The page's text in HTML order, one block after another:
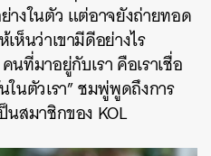
างในตัว แต่อาจยังถ่ายทอด
ห็นว่าเขามีดีอย่างไร
นที่มาอยู่กับเรา คือเราเชื่อ
ในตัวเรา” ชมพู่พูดถึงการ
นสมาชิกของ KOL